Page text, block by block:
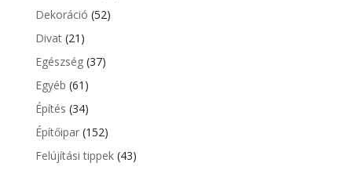
Dekoráció (52)
Divat(21)
Egészség(37)
Egyéb (61)
Építés (34)
Építőipar(152)
Felújítási tippek(43)